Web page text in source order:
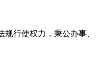
行使权力，秉公办事、